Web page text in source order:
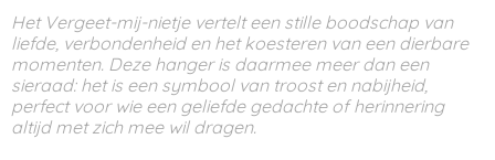
Het Vergeet-mij-nietje vertelt een stille boodschap van
liefde, verbondenheid en het koesteren van een dierbare
momenten. Deze hanger is daarmee meer dan een
sieraad: het is een symbool van troost en nabijheid,
perfect voor wie een geliefde gedachte of herinnering
altijd met zich mee wil dragen.